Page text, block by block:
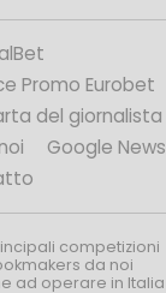
Promo Eurobet
del giornalista
Google News
competizioni
da noi
ad operare in Italia